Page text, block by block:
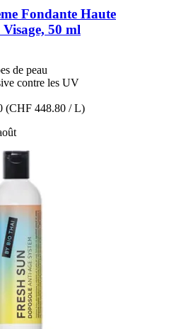
Fondante Haute
50 ml
de peau
contre les UV
(CHF 448.80 / L)